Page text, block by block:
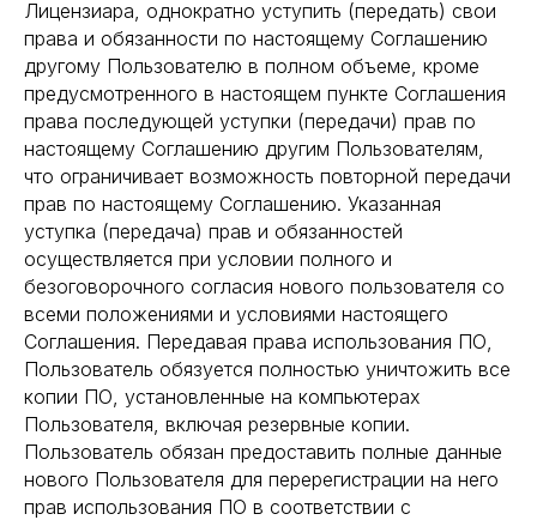
Лицензиара, однократно уступить (передать) свои
права и обязанности по настоящему Соглашению
другому Пользователю в полном объеме, кроме
предусмотренного в настоящем пункте Соглашения
права последующей уступки (передачи) прав по
настоящему Соглашению другим Пользователям,
что ограничивает возможность повторной передачи
прав по настоящему Соглашению. Указанная
уступка (передача) прав и обязанностей
осуществляется при условии полного и
безоговорочного согласия нового пользователя со
всеми положениями и условиями настоящего
Соглашения. Передавая права использования ПО,
Пользователь обязуется полностью уничтожить все
копии ПО, установленные на компьютерах
Пользователя, включая резервные копии.
Пользователь обязан предоставить полные данные
нового Пользователя для перерегистрации на него
прав использования ПО в соответствии с